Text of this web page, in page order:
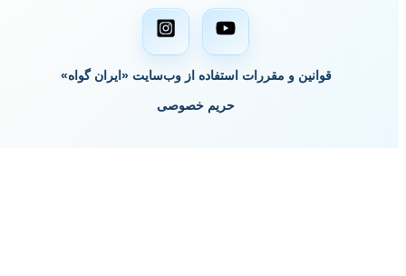
قوانین و مقررات استفاده از وب‌سایت «ایران گواه»
حریم خصوصی